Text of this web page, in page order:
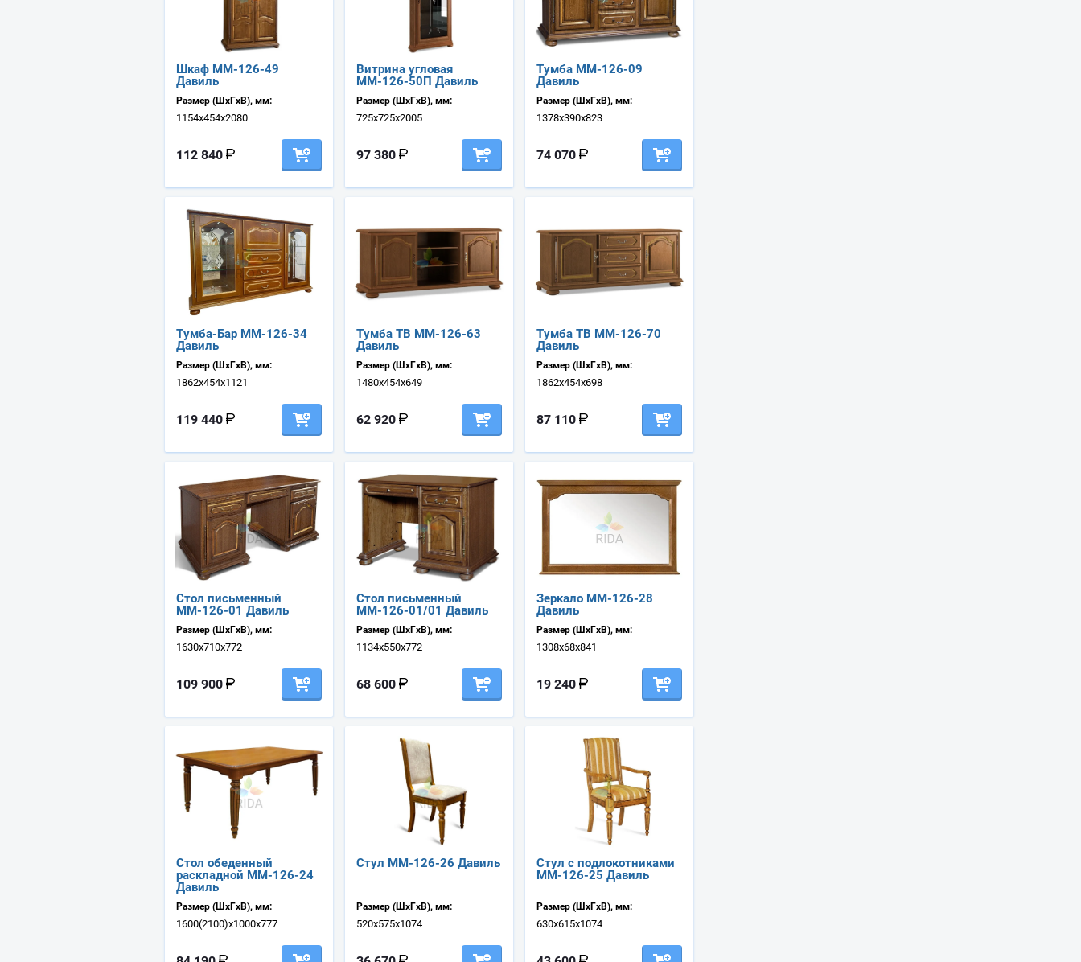
Шкаф ММ-126-49
Давиль
Размер (ШхГхВ), мм:
1154х454х2080
112 840
Витрина угловая
ММ-126-50П Давиль
Размер (ШхГхВ), мм:
725х725х2005
97 380
Тумба ММ-126-09
Давиль
Размер (ШхГхВ), мм:
1378х390х823
74 070
Тумба-Бар ММ-126-34
Давиль
Размер (ШхГхВ), мм:
1862х454х1121
119 440
Тумба ТВ ММ-126-63
Давиль
Размер (ШхГхВ), мм:
1480х454х649
62 920
Тумба ТВ ММ-126-70
Давиль
Размер (ШхГхВ), мм:
1862х454х698
87 110
Стол письменный
ММ-126-01 Давиль
Размер (ШхГхВ), мм:
1630х710х772
109 900
Стол письменный
ММ-126-01/01 Давиль
Размер (ШхГхВ), мм:
1134х550х772
68 600
Зеркало ММ-126-28
Давиль
Размер (ШхГхВ), мм:
1308х68х841
19 240
Стол обеденный
раскладной ММ-126-24
Давиль
Размер (ШхГхВ), мм:
1600(2100)х1000х777
Стул ММ-126-26 Давиль
Размер (ШхГхВ), мм:
520х575х1074
Стул с подлокотниками
ММ-126-25 Давиль
Размер (ШхГхВ), мм:
630х615х1074